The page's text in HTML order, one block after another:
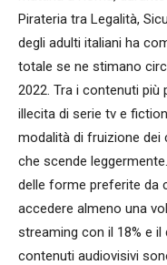
Pirateria tra Legalità,
degli adulti italiani ha
totale se ne stimano
2022. Tra i contenuti
illecita di serie tv e
modalità di fruizione dei
che scende
delle forme preferite da
accedere almeno una
streaming con il 18% e il
contenuti audiovisivi